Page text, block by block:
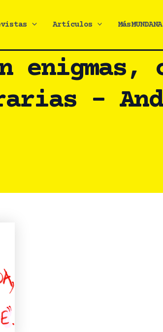
Artículos MásMUNDANA
enigmas,
–